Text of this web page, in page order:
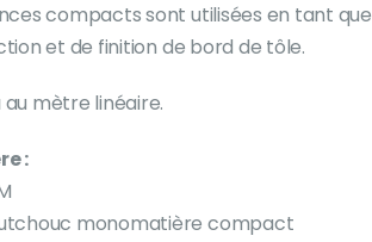
compacts sont utilisées en tant que
et de finition de bord de tôle.
au mètre linéaire.
:
monomatière compact